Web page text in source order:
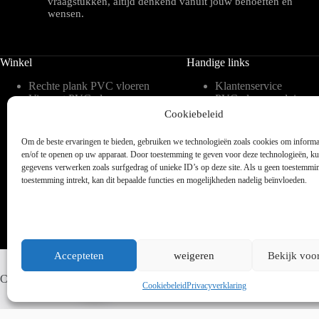
Cookiebeleid
Om de beste ervaringen te bieden, gebruiken we technologieën zoals cookies om
en/of te openen op uw apparaat. Door toestemming te geven voor deze technologieën,
gegevens verwerken zoals surfgedrag of unieke ID’s op deze site. Als u geen
toestemming intrekt, kan dit bepaalde functies en mogelijkheden nadelig beïnvloeden.
Accepteten weigeren Bekijk
CookiebeleidPrivacyverklaring
wensen.
Winkel
Rechte plank PVC vloeren
Visgraat PVC vloeren
vloeren
Weense punt PVC vloeren
Verlijmbare PVC vloeren
Klik PVC vloeren
Handige links
Klantenservice
PVC vloeren advies
Inspiratie
blog
Over ons
Contact
Legservice
Copyright © 2025 - WordPress thema door blocksy - Made by Jim ter